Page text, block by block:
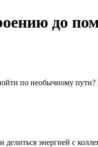
до
по необычному
энергией с